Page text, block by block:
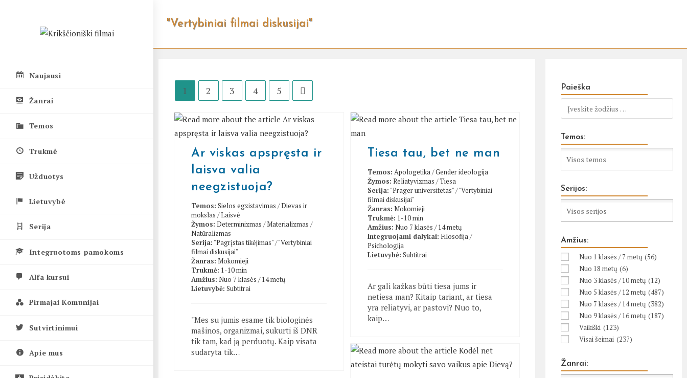
Naujausi
Žanrai
Temos
Trukmė
Užduotys
Lietuvybė
Serija
Integruotoms pamokoms
Alfa kursui
Pirmajai Komunijai
Sutvirtinimui
Apie mus
"Vertybiniai filmai diskusijai"
1 2 3 4 5 Go to the next page
Ar viskas apspręsta ir
laisva valia
neegzistuoja?
Temos: Sielos egzistavimas /Dievas ir
mokslas /Laisvė
Žymos: Determinizmas /Materializmas /
Natūralizmas
Serija: "Pagrįstas tikėjimas"/"Vertybiniai
filmai diskusijai"
Žanras: Mokomieji
Trukmė: 1-10 min
Amžius: Nuo 7 klasės / 14 metų
Lietuvybė: Subtitrai
"Mes su jumis esame tik biologinės
mašinos, organizmai, sukurti iš DNR
tik tam, kad ją perduotų. Kaip visata
sudaryta tik…
Tiesa tau, bet ne man
Temos: Apologetika/Gender ideologija
Žymos: Reliatyvizmas /Tiesa
Serija: "Prager universitetas"/"Vertybiniai
filmai diskusijai"
Žanras: Mokomieji
Trukmė: 1-10 min
Amžius: Nuo 7 klasės / 14 metų
Integruojami dalykai: Filosofija/
Psichologija
Lietuvybė: Subtitrai
Ar gali kažkas būti tiesa jums ir
netiesa man? Kitaip tariant, ar tiesa
yra reliatyvi, ar pastovi? Nuo to,
kaip…
Paieška
Temos:
Serijos:
Amžius:
Nuo 1 klasės / 7 metų (56)
Nuo 18 metų (6)
Nuo 3 klasės / 10 metų (12)
Nuo 5 klasės / 12 metų (487)
Nuo 7 klasės / 14 metų (382)
Nuo 9 klasės / 16 metų (187)
Vaikiški (123)
Visai šeimai (237)
Žanrai: